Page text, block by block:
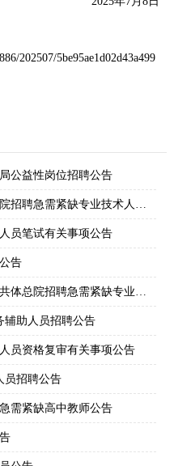
202507/5be95ae1d02d43a499
公益性岗位招聘公告
2025年永胜县紧密型县域医共体总院招聘急需紧缺专业技术人员延长报名时间公告
员笔试有关事项公告
告
2025年丽江市永胜县紧密型县域医共体总院招聘急需紧缺专业技术人员公告
辅助人员招聘公告
员资格复审有关事项公告
员招聘公告
需紧缺高中教师公告